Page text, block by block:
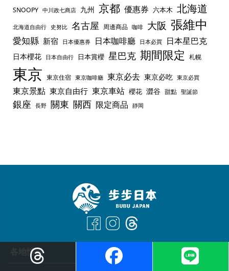
SNOOPY 中川政七商店 九州 京都 優惠券 六本木 北海道
北海道自由行 史努比 名古屋 周邊商品 咖啡 大阪 張維中
愛知縣 新宿 日本優惠券 日本咖啡廳 日本必買 日本星巴克
日本櫻花 日本自由行 日本賞櫻 星巴克 期間限定 札幌
東京 東京住宿 東京咖啡廳 東京必去 東京必吃 東京必買
東京景點 東京自由行 東京車站 櫻花 澀谷 甜點 聖誕節
銀座 長野 關東 關西 限定商品 靜岡
各地情報